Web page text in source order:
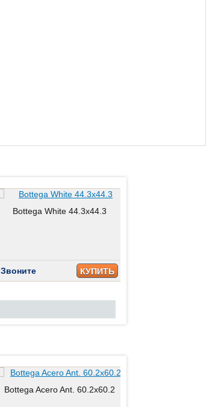
Bottega White 44.3x44.3
Звоните КУПИТЬ
Bottega Acero Ant. 60.2x60.2